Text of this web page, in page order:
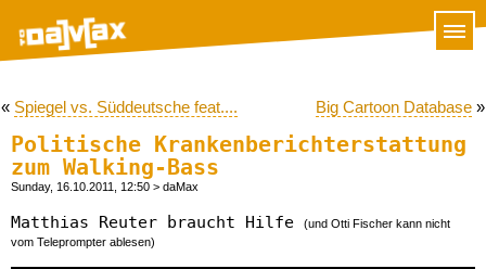
« Spiegel vs. Süddeutsche feat.... Big Cartoon Database »
Politische Krankenberichterstattung
zum Walking-Bass
Sunday, 16.10.2011, 12:50 > daMax
Matthias Reuter braucht Hilfe
(und Otti Fischer kann nicht
vom Teleprompter ablesen)